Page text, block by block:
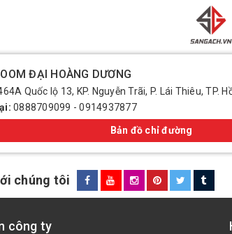
ĐẠI HOÀNG DƯƠNG
Quốc lộ 13, KP. Nguyễn Trãi, P. Lái Thiêu, TP.
0888709099 -0914937877
Bản đồ chỉ đường
chúng tôi
công ty